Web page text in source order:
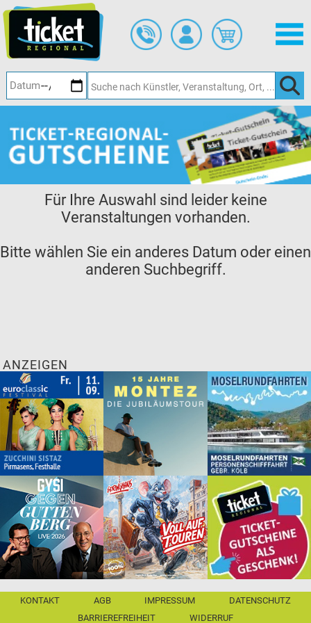
Hauptinhalt
springen
Für Ihre Auswahl sind leider keine
Veranstaltungen vorhanden.
Bitte wählen Sie ein anderes Datum oder einen
anderen Suchbegriff.
ANZEIGEN
KONTAKT AGB IMPRESSUM
DATENSCHUTZ
BARRIEREFREIHEIT
WIDERRUF